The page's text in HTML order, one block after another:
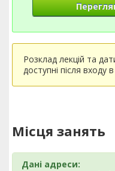
Розклад лекцій та
доступні після входу в
Місця занять
Дані адреси: